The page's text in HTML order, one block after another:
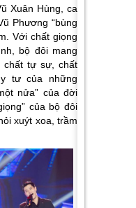
Xuân Hùng, ca
Phương “bùng
Với chất giọng
bộ đôi mang
chất tự sự, chất
tư của những
nửa” của đời
của bộ đôi
xuýt xoa, trầm